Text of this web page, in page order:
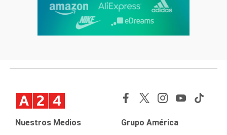
Nuestros Medios Grupo América